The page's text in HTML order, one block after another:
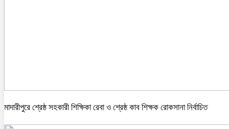
মাদারীপুরে শ্রেষ্ঠ সহকারী শিক্ষিকা রেবা ও শ্রেষ্ঠ কাব শিক্ষক রোকসানা নির্বাচিত